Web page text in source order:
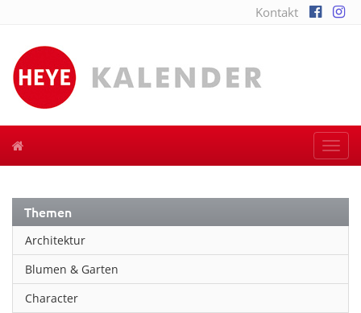
Kontakt
Themen
Architektur
Blumen & Garten
Character